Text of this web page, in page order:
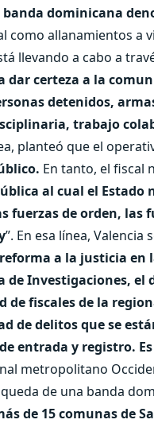
dominicana
como allanamientos a
llevando a cabo a
dar certeza a la
detenidos,
trabajo
planteó que el
En tanto, el fiscal
al cual el Estado
fuerzas de orden,
”. En esa línea, Valencia
a la justicia
de Investigaciones, el
de fiscales de la
de delitos que se
entrada y registro.
metropolitano
de una banda
de 15 comunas de